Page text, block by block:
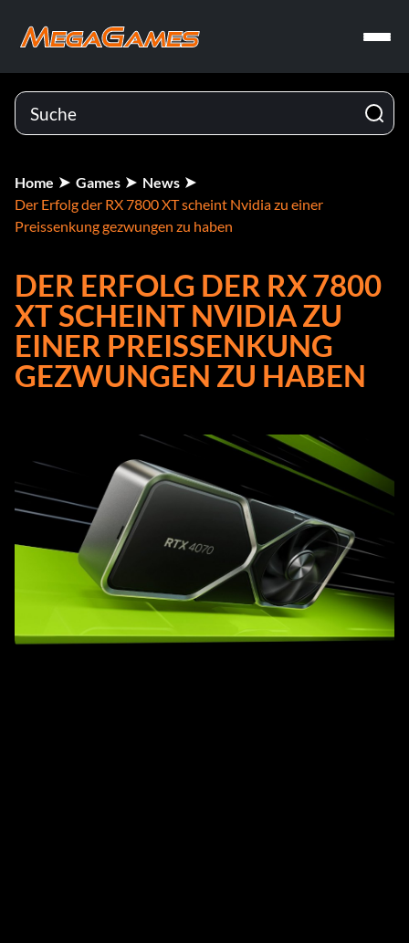
Home Games
News
Der Erfolg der RX 7800 XT scheint Nvidia zu einer
Preissenkung gezwungen zu haben
DER ERFOLG DER RX 7800
XT SCHEINT NVIDIA ZU
EINER PREISSENKUNG
GEZWUNGEN ZU HABEN